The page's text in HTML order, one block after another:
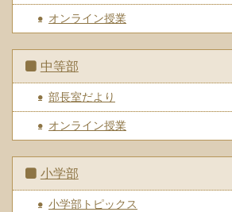
オンライン授業
中等部
部長室だより
オンライン授業
小学部
小学部トピックス